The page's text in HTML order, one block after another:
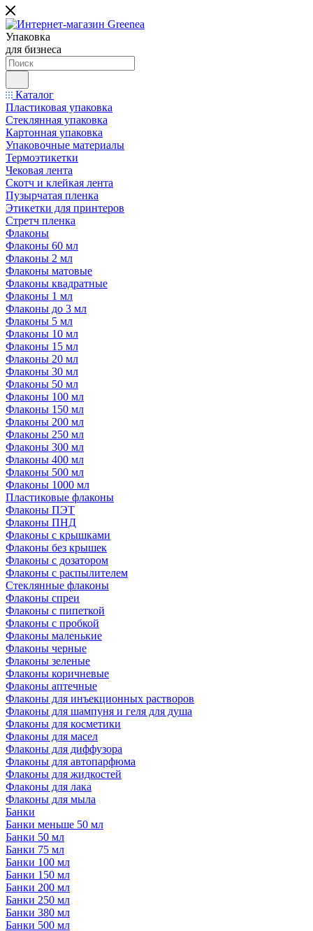
Упаковка
для бизнеса
Каталог
Пластиковая упаковка
Стеклянная упаковка
Картонная упаковка
Упаковочные материалы
Термоэтикетки
Чековая лента
Скотч и клейкая лента
Пузырчатая пленка
Этикетки для принтеров
Стретч пленка
Флаконы
Флаконы 60 мл
Флаконы 2 мл
Флаконы матовые
Флаконы квадратные
Флаконы 1 мл
Флаконы до 3 мл
Флаконы 5 мл
Флаконы 10 мл
Флаконы 15 мл
Флаконы 20 мл
Флаконы 30 мл
Флаконы 50 мл
Флаконы 100 мл
Флаконы 150 мл
Флаконы 200 мл
Флаконы 250 мл
Флаконы 300 мл
Флаконы 400 мл
Флаконы 500 мл
Флаконы 1000 мл
Пластиковые флаконы
Флаконы ПЭТ
Флаконы ПНД
Флаконы с крышками
Флаконы без крышек
Флаконы с дозатором
Флаконы с распылителем
Стеклянные флаконы
Флаконы cпреи
Флаконы с пипеткой
Флаконы с пробкой
Флаконы маленькие
Флаконы черные
Флаконы зеленые
Флаконы коричневые
Флаконы аптечные
Флаконы для инъекционных растворов
Флаконы для шампуня и геля для душа
Флаконы для косметики
Флаконы для масел
Флаконы для диффузора
Флаконы для автопарфюма
Флаконы для жидкостей
Флаконы для лака
Флаконы для мыла
Банки
Банки меньше 50 мл
Банки 50 мл
Банки 75 мл
Банки 100 мл
Банки 150 мл
Банки 200 мл
Банки 250 мл
Банки 380 мл
Банки 500 мл